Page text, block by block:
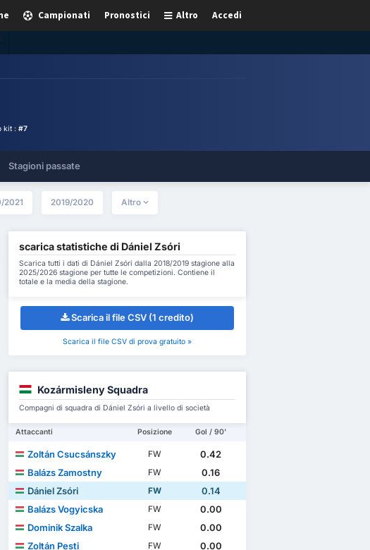
Accedi
Altro
Pronostici
Campionati
kit : #7
Stagioni passate
2021 2019/2020 Altro
scarica statistiche di Dániel Zsóri
Scarica tutti i dati di Dániel Zsóri dalla 2018/2019 stagione alla
2025/2026 stagione per tutte le competizioni. Contiene il
totale e la media della stagione.
Scarica il file CSV (1 credito)
Scarica il file CSV di prova gratuito »
Kozármisleny Squadra
Compagni di squadra di Dániel Zsóri a livello di società
Attaccanti Posizione Gol / 90'
Zoltán Csucsánszky FW
0.42
Balázs Zamostny
FW
0.16
Dániel Zsóri
FW
0.14
Balázs Vogyicska
FW
0.00
Dominik Szalka
FW
0.00
Zoltán Pesti
FW
0.00